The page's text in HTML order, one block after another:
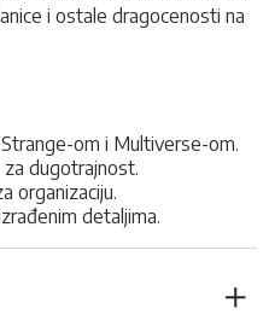
i ostale dragocenosti na
om i Multiverse-om.
dugotrajnost.
organizaciju.
detaljima.